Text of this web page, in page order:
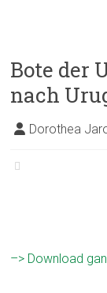
Bote der
nach
Dorothea
–> Download